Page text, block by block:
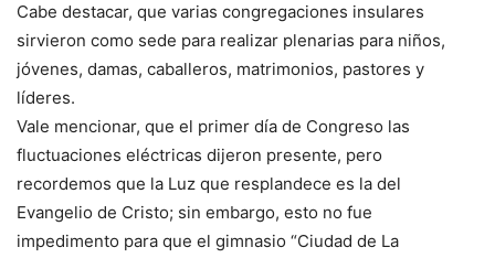
Cabe destacar, que varias congregaciones insulares
sirvieron como sede para realizar plenarias para niños,
jóvenes, damas, caballeros, matrimonios, pastores y
líderes.
Vale mencionar, que el primer día de Congreso las
fluctuaciones eléctricas dijeron presente, pero
recordemos que la Luz que resplandece es la del
Evangelio de Cristo; sin embargo, esto no fue
impedimento para que el gimnasio “Ciudad de La